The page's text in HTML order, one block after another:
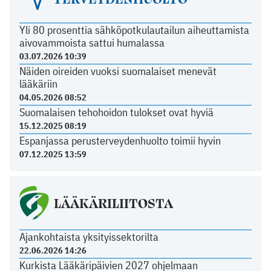
Yli 80 prosenttia sähköpotkulautailun aiheuttamista
aivovammoista sattui humalassa
03.07.2026 10:39
Näiden oireiden vuoksi suomalaiset menevät
lääkäriin
04.05.2026 08:52
Suomalaisen tehohoidon tulokset ovat hyviä
15.12.2025 08:19
Espanjassa perusterveydenhuolto toimii hyvin
07.12.2025 13:59
LÄÄKÄRILIITOSTA
Ajankohtaista yksityissektorilta
22.06.2026 14:26
Kurkista Lääkäripäivien 2027 ohjelmaan